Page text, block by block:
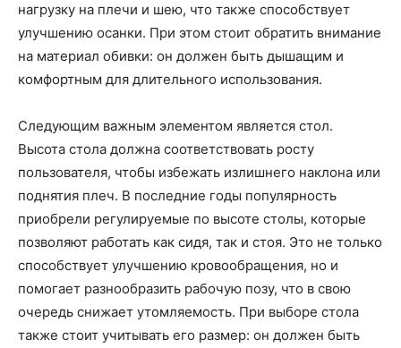
нагрузку на плечи и шею, что также способствует
улучшению осанки. При этом стоит обратить внимание
на материал обивки: он должен быть дышащим и
комфортным для длительного использования.
Следующим важным элементом является стол.
Высота стола должна соответствовать росту
пользователя, чтобы избежать излишнего наклона или
поднятия плеч. В последние годы популярность
приобрели регулируемые по высоте столы, которые
позволяют работать как сидя, так и стоя. Это не только
способствует улучшению кровообращения, но и
помогает разнообразить рабочую позу, что в свою
очередь снижает утомляемость. При выборе стола
также стоит учитывать его размер: он должен быть